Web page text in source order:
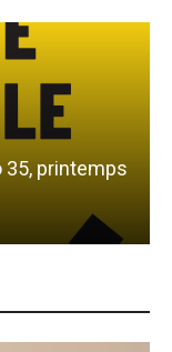
35, printemps